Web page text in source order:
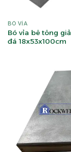
BÓ VỈA
Bó vỉa bê tông giả
đá 18x53x100cm